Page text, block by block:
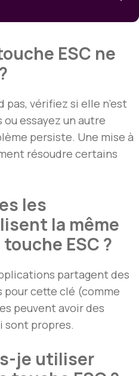
ESC ne
vérifiez si elle n’est
essayez un autre
persiste. Une mise à
résoudre certains
les
la même
ESC ?
partagent des
cette clé (comme
peuvent avoir des
sont propres.
je utiliser